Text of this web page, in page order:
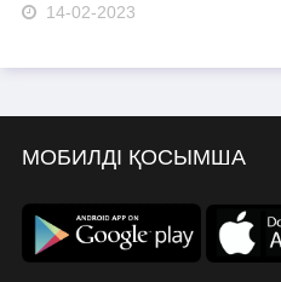
14-02-2023
МОБИЛДІ ҚОСЫМША